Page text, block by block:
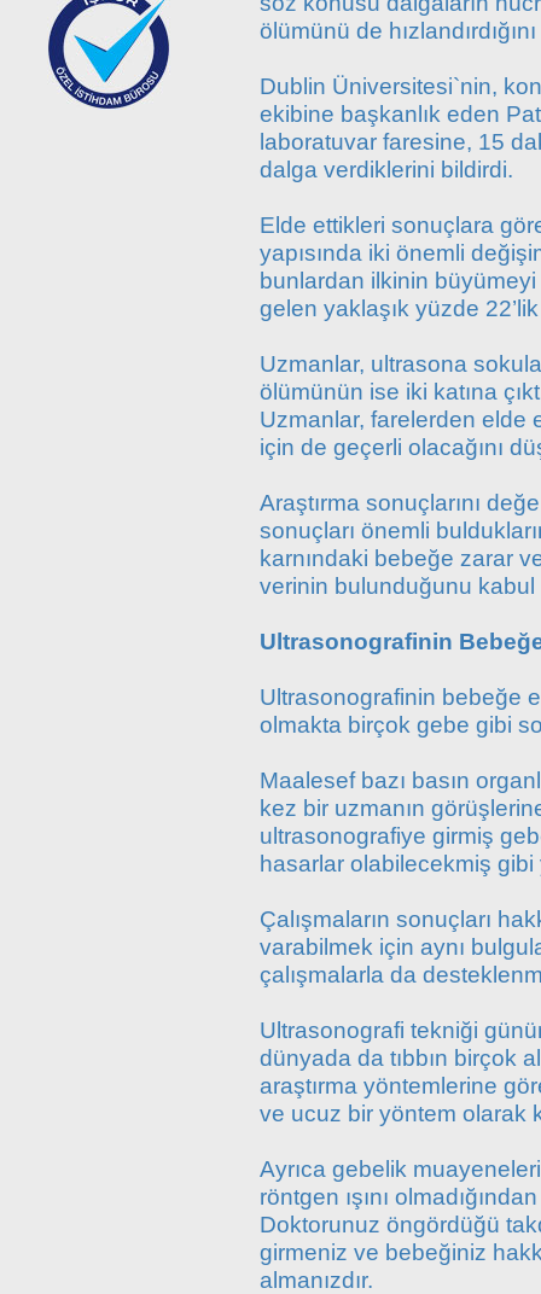
ölümünü de
Dublin Üniversitesi`nin,
ekibine başkanlık eden
laboratuvar faresine, 15
dalga verdiklerini bildirdi.
Elde ettikleri sonuçlara
yapısında iki önemli
bunlardan ilkinin
gelen yaklaşık yüzde
Uzmanlar, ultrasona
ölümünün ise iki katına
Uzmanlar, farelerden elde
için de geçerli olacağını
Araştırma sonuçlarını
sonuçları önemli
karnındaki bebeğe zarar
verinin bulunduğunu kabul
Ultrasonografinin
Ultrasonografinin bebeğe
olmakta birçok gebe gibi
Maalesef bazı basın
kez bir uzmanın
ultrasonografiye girmiş
hasarlar olabilecekmiş gibi
Çalışmaların sonuçları
varabilmek için aynı
çalışmalarla da
Ultrasonografi tekniği
dünyada da tıbbın birçok
araştırma yöntemlerine
ve ucuz bir yöntem olarak
Ayrıca gebelik
röntgen ışını
Doktorunuz öngördüğü
girmeniz ve bebeğiniz
almanızdır.